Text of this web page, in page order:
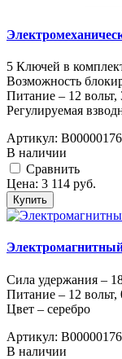
5 Ключей в
Возможность
Питание – 12 вольт,
Регулируемая
Артикул:
В наличии
Cравнить
Цена: 3 114 руб.
Купить
Сила удержания –
Питание – 12 вольт,
Цвет – серебро
Артикул:
В наличии